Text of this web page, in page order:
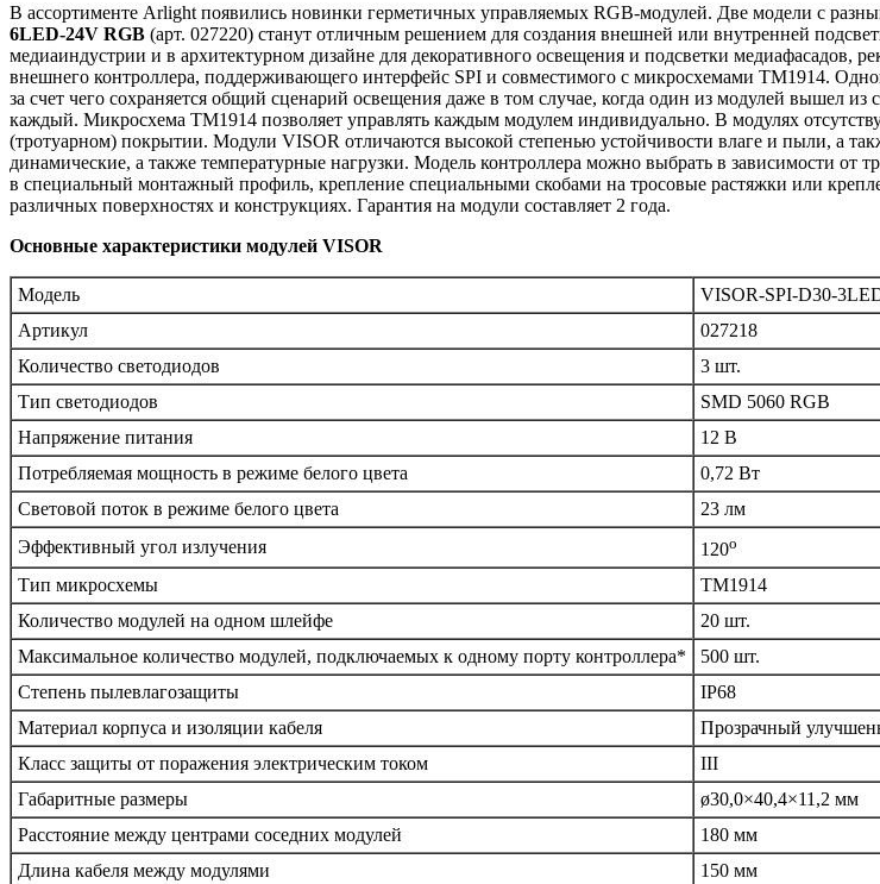
В ассортименте Arlight появились новинки герметичных управляемых RGB-модулей. Две модели с
6LED-24V RGB (арт. 027220) станут отличным решением для создания внешней или внутренней
медиаиндустрии и в архитектурном дизайне для декоративного освещения и подсветки
внешнего контроллера, поддерживающего интерфейс SPI и совместимого с микросхемами ТМ1914.
за счет чего сохраняется общий сценарий освещения даже в том случае, когда один из модулей вышел
каждый. Микросхема ТМ1914 позволяет управлять каждым модулем индивидуально. В модулях
(тротуарном) покрытии. Модули VISOR отличаются высокой степенью устойчивости влаге и пыли, а
динамические, а также температурные нагрузки. Модель контроллера можно выбрать в зависимости от
в специальный монтажный профиль, крепление специальными скобами на тросовые растяжки или
различных поверхностях и конструкциях. Гарантия на модули составляет 2 года.
Основные характеристики модулей VISOR
Модель VISOR-SPI-D30-
Артикул
027218
Количество светодиодов
3 шт.
Тип светодиодов
SMD 5060 RGB
Напряжение питания
12 В
Потребляемая мощность в режиме белого цвета
0,72 Вт
Световой поток в режиме белого цвета
23 лм
Эффективный угол излучения
120o
Тип микросхемы
ТМ1914
Количество модулей на одном шлейфе
20 шт.
Максимальное количество модулей, подключаемых к одному порту контроллера*
500 шт.
Степень пылевлагозащиты
IP68
Материал корпуса и изоляции кабеля
Прозрачный
Класс защиты от поражения электрическим током
III
Габаритные размеры
ø30,0×40,4×11,2 мм
Расстояние между центрами соседних модулей
180 мм
Длина кабеля между модулями
150 мм